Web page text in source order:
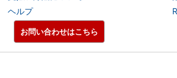
ヘルプ
お問い合わせはこちら